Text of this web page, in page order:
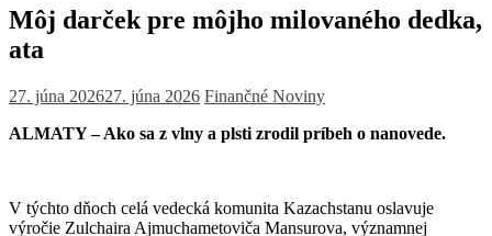
Môj darček pre môjho milovaného dedka,
ata
27. júna 202627. júna 2026 Finančné Noviny
ALMATY – Ako sa z vlny a plsti zrodil príbeh o nanovede.
V týchto dňoch celá vedecká komunita Kazachstanu oslavuje
výročie Zulchaira Ajmuchametoviča Mansurova, významnej